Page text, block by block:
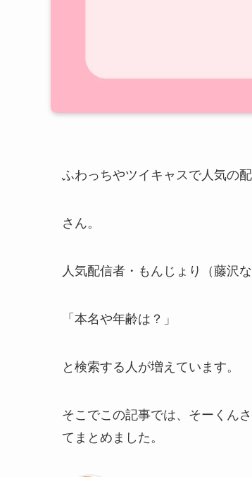
ふわっちやツイキャスで人気の配
さん。
人気配信者・もんじょり（藤沢
「本名や年齢は？」
と検索する人が増えています。
そこでこの記事では、そーくん
てまとめました。